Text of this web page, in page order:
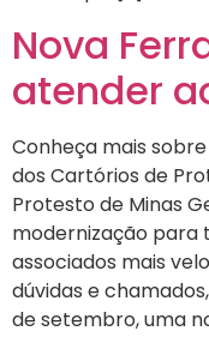
Nova
atender
Conheça mais
dos Cartórios de
Protesto de Minas
modernização para
associados mais
dúvidas e
de setembro, uma